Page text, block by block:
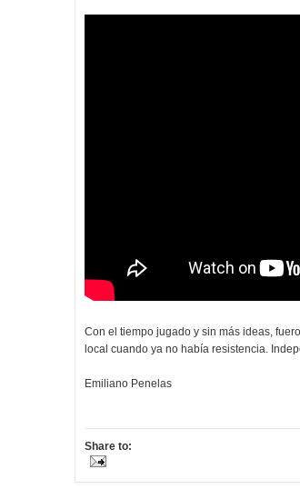
Con el tiempo jugado y sin más ideas,
local cuando ya no había resistencia.
Emiliano Penelas
Share to: